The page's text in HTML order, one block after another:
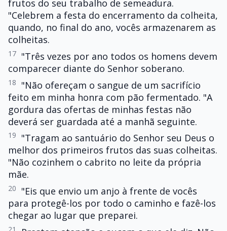
frutos do seu trabalho de semeadura.
"Celebrem a festa do encerramento da colheita,
quando, no final do ano, vocês armazenarem as
colheitas.
17 "Três vezes por ano todos os homens devem
comparecer diante do Senhor soberano.
18
"Não ofereçam o sangue de um sacrifício
feito em minha honra com pão fermentado. "A
gordura das ofertas de minhas festas não
deverá ser guardada até a manhã seguinte.
19
"Tragam ao santuário do Senhor seu Deus o
melhor dos primeiros frutos das suas colheitas.
"Não cozinhem o cabrito no leite da própria
mãe.
20
"Eis que envio um anjo à frente de vocês
para protegê-los por todo o caminho e fazê-los
chegar ao lugar que preparei.